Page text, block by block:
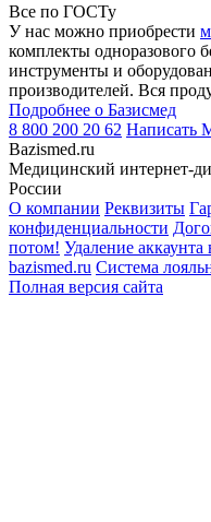
Все по ГОСТу
У нас можно приобрести
комплекты одноразового
инструменты и
производителей. Вся
Подробнее о Базисмед
8 800 200 20 62 Написать
Bazismed.ru
Медицинский интернет-
России
О компании Реквизиты
конфиденциальности
потом! Удаление
bazismed.ru Система
Полная версия сайта